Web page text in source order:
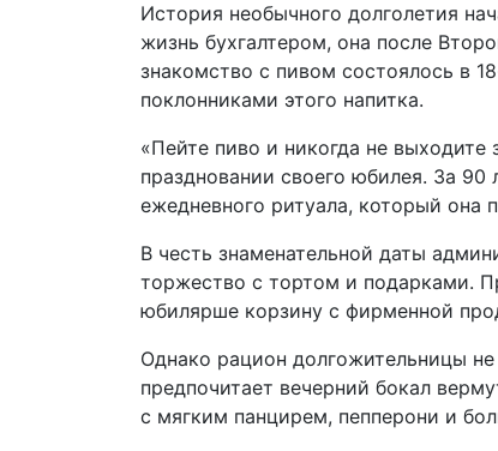
История необычного долголетия
жизнь бухгалтером, она после
знакомство с пивом состоялось в
поклонниками этого напитка.
«Пейте пиво и никогда не
праздновании своего юбилея. За
ежедневного ритуала, который она
В честь знаменательной даты
торжество с тортом и подарками.
юбилярше корзину с фирменной
Однако рацион долгожительницы не
предпочитает вечерний бокал
с мягким панцирем, пепперони и